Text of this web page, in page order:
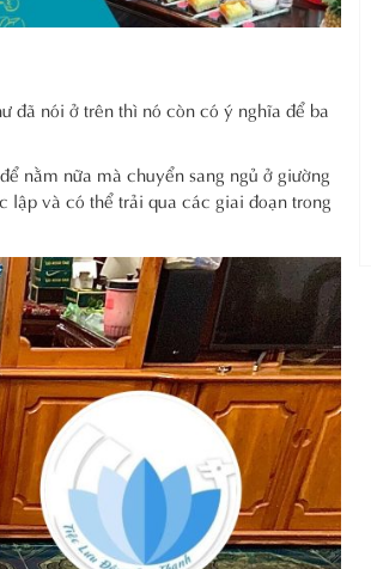
đã nói ở trên thì nó còn có ý nghĩa để ba
nằm nữa mà chuyển sang ngủ ở giường
lập và có thể trải qua các giai đoạn trong